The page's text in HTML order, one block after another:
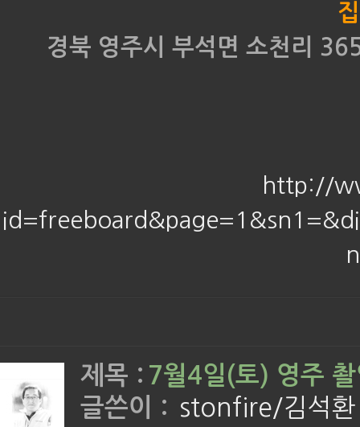
경북 영주시 부석면 소천리
http://
제목 : 7월4일(토) 영주
글쓴이 : stonfire/김석환